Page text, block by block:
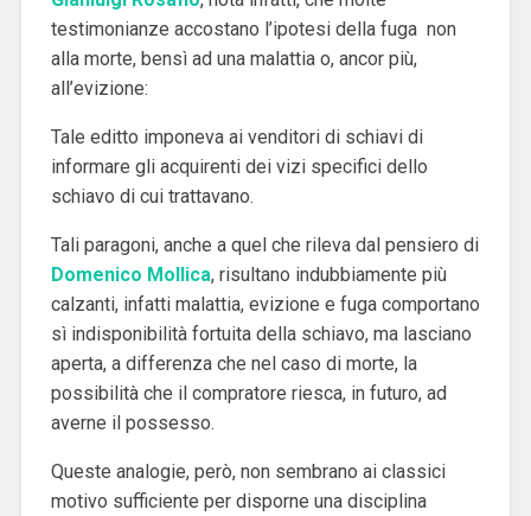
testimonianze accostano l’ipotesi della fuga non
alla morte, bensì ad una malattia o, ancor più,
all’evizione:
Tale editto imponeva ai venditori di schiavi di
informare gli acquirenti dei vizi specifici dello
schiavo di cui trattavano.
Tali paragoni, anche a quel che rileva dal pensiero di
Domenico Mollica, risultano indubbiamente più
calzanti, infatti malattia, evizione e fuga comportano
sì indisponibilità fortuita della schiavo, ma lasciano
aperta, a differenza che nel caso di morte, la
possibilità che il compratore riesca, in futuro, ad
averne il possesso.
Queste analogie, però, non sembrano ai classici
motivo sufficiente per disporne una disciplina